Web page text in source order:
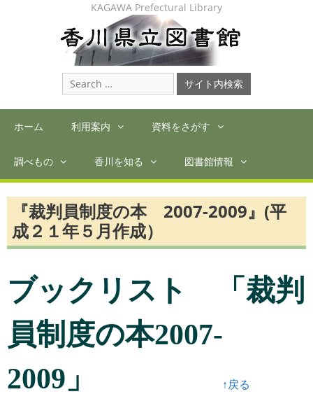
KAGAWA Prefectural Library
Search
for:
ホーム 利用案内 資料をさがす
調べもの 香川を知る 図書館情報
『裁判員制度の本 2007-2009』(平
成２１年５月作成）
ブックリスト 「裁判
員制度の本2007-
2009」
↑戻る